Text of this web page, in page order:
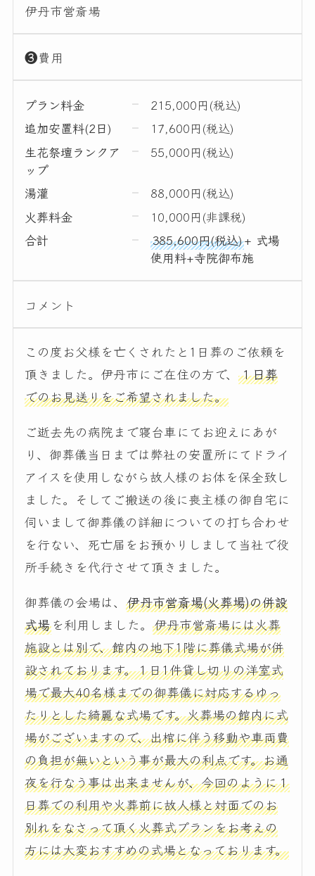
伊丹市営斎場
❸費用
プラン料金
215,000円(税込)
追加安置料(2日)
17,600円(税込)
生花祭壇ランクア
ップ
55,000円(税込)
湯灌
88,000円(税込)
火葬料金
10,000円(非課税)
合計
385,600円(税込)+ 式場
使用料+寺院御布施
コメント
この度お父様を亡くされたと1日葬のご依頼を
頂きました。伊丹市にご在住の方で、１日葬
でのお見送りをご希望されました。
ご逝去先の病院まで寝台車にてお迎えにあが
り、御葬儀当日までは弊社の安置所にてドライ
アイスを使用しながら故人様のお体を保全致し
ました。そしてご搬送の後に喪主様の御自宅に
伺いまして御葬儀の詳細についての打ち合わせ
を行ない、死亡届をお預かりしまして当社で役
所手続きを代行させて頂きました。
御葬儀の会場は、伊丹市営斎場(火葬場)の併設
式場を利用しました。伊丹市営斎場には火葬
施設とは別で、館内の地下1階に葬儀式場が併
設されております。１日1件貸し切りの洋室式
場で最大40名様までの御葬儀に対応するゆっ
たりとした綺麗な式場です。火葬場の館内に式
場がございますので、出棺に伴う移動や車両費
の負担が無いという事が最大の利点です。お通
夜を行なう事は出来ませんが、今回のように１
日葬での利用や火葬前に故人様と対面でのお
別れをなさって頂く火葬式プランをお考えの
方には大変おすすめの式場となっております。